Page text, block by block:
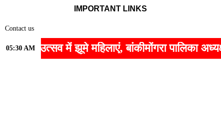
05:30 AMमें झूमे महिलाएं, बांकीमोंगरा पालिका अध्यक्ष
IMPORTANT LINKS
Contact us
Home